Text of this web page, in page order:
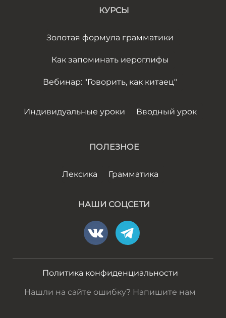
КУРСЫ
Золотая формула грамматики
Как запоминать иероглифы
Вебинар: "Говорить, как китаец"
Индивидуальные уроки Вводный урок
ПОЛЕЗНОЕ
Лексика Грамматика
НАШИ СОЦСЕТИ
Политика конфиденциальности
Нашли на сайте ошибку? Напишите нам